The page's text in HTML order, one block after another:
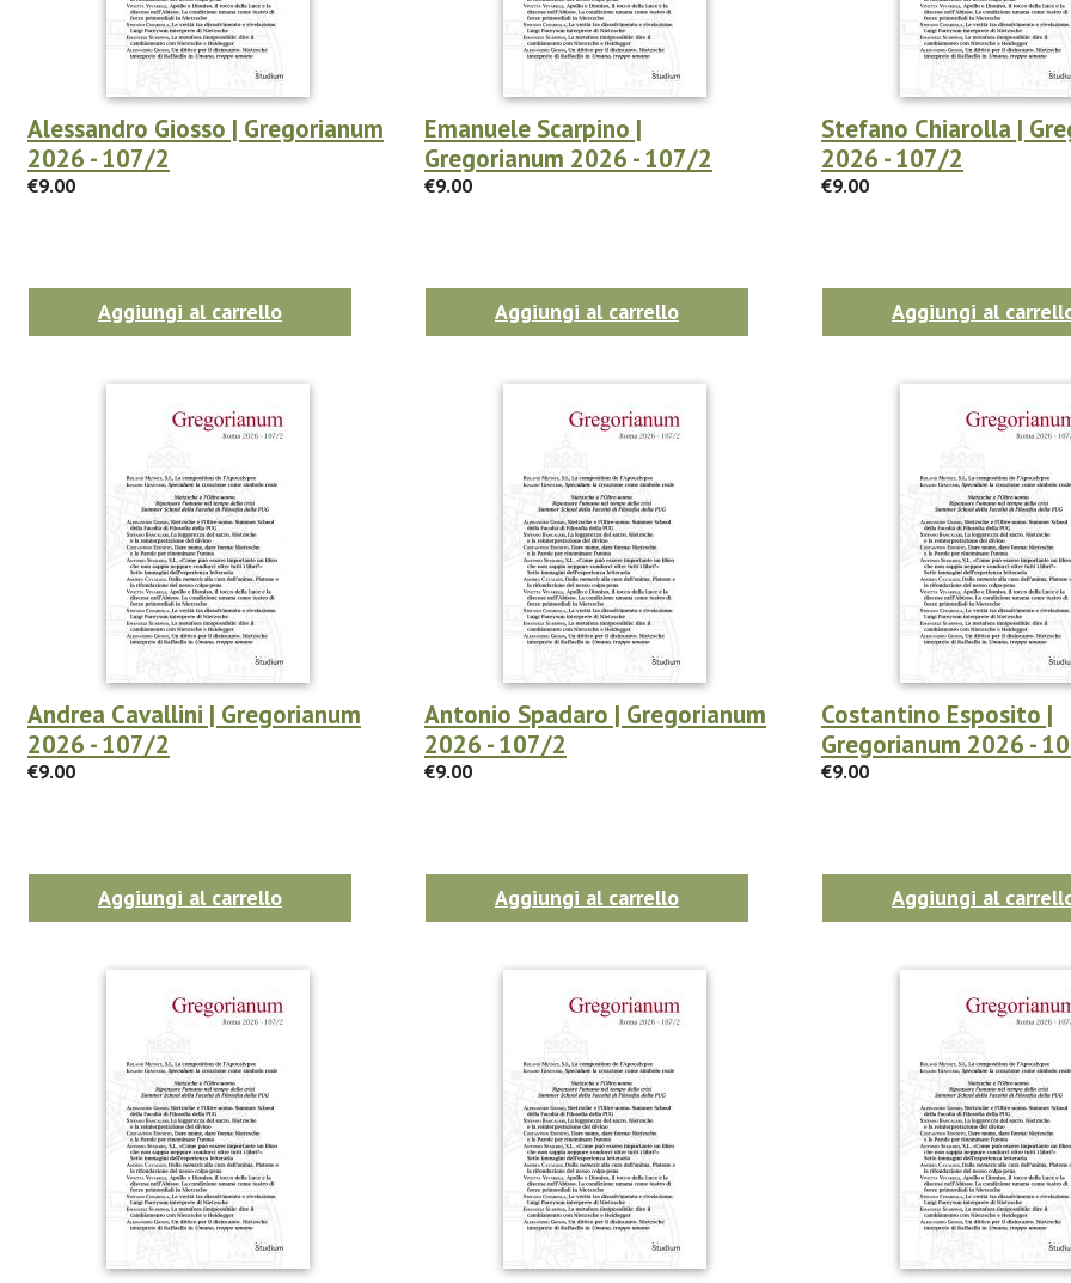
Alessandro Giosso | Gregorianum
2026 - 107/2
€9.00
Aggiungi al carrello
Emanuele Scarpino |
Gregorianum 2026 - 107/2
€9.00
Aggiungi al carrello
Stefano Chiarolla |
2026 - 107/2
€9.00
Aggiungi al
Andrea Cavallini | Gregorianum
2026 - 107/2
€9.00
Aggiungi al carrello
Antonio Spadaro | Gregorianum
2026 - 107/2
€9.00
Aggiungi al carrello
Costantino Esposito |
Gregorianum 2026 -
€9.00
Aggiungi al